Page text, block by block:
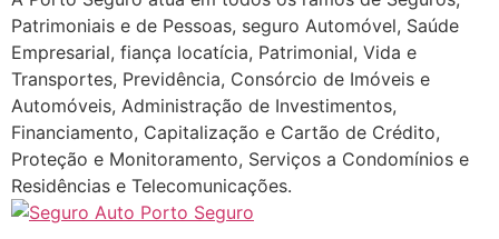
Patrimoniais e de Pessoas, seguro Automóvel, Saúde
Empresarial, fiança locatícia, Patrimonial, Vida e
Transportes, Previdência, Consórcio de Imóveis e
Automóveis, Administração de Investimentos,
Financiamento, Capitalização e Cartão de Crédito,
Proteção e Monitoramento, Serviços a Condomínios e
Residências e Telecomunicações.